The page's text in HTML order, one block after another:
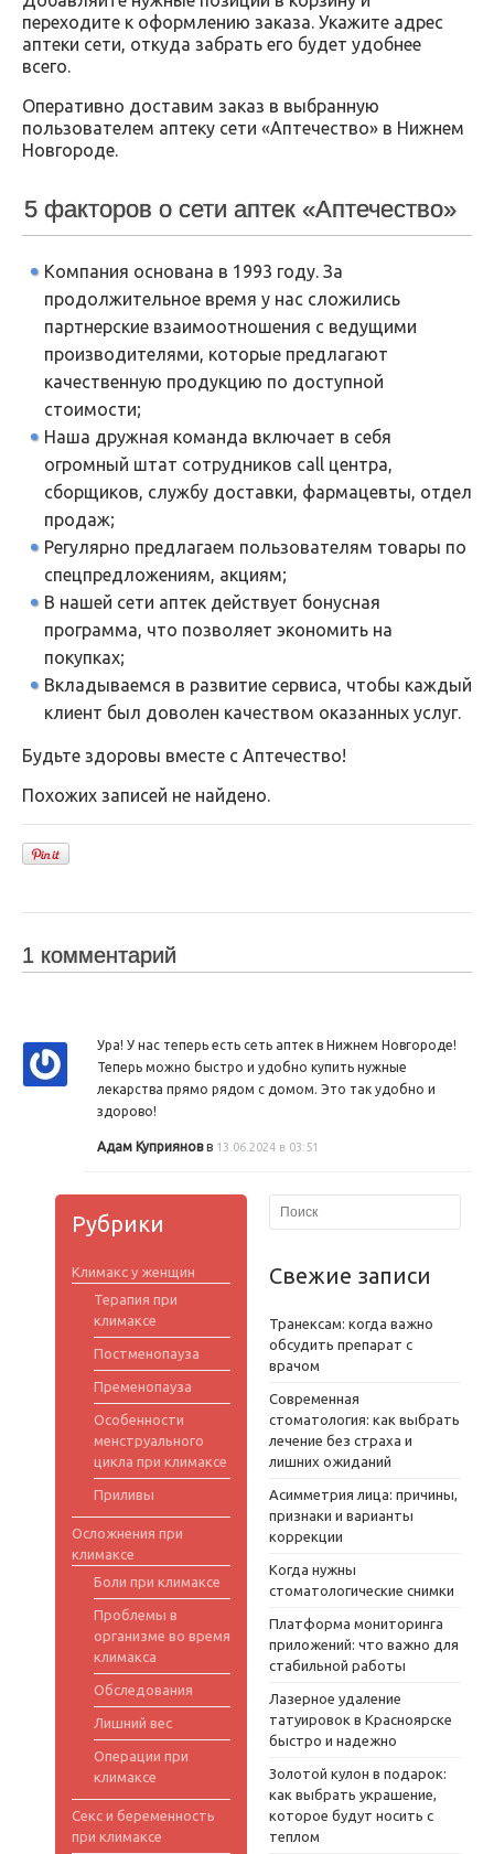
переходите к оформлению заказа. Укажите адрес
аптеки сети, откуда забрать его будет удобнее
всего.
Оперативно доставим заказ в выбранную
пользователем аптеку сети «Аптечество» в Нижнем
Новгороде.
5 факторов о сети аптек «Аптечество»
Компания основана в 1993 году. За
продолжительное время у нас сложились
партнерские взаимоотношения с ведущими
производителями, которые предлагают
качественную продукцию по доступной
стоимости;
Наша дружная команда включает в себя
огромный штат сотрудников call центра,
сборщиков, службу доставки, фармацевты, отдел
продаж;
Регулярно предлагаем пользователям товары по
спецпредложениям, акциям;
В нашей сети аптек действует бонусная
программа, что позволяет экономить на
покупках;
Вкладываемся в развитие сервиса, чтобы каждый
клиент был доволен качеством оказанных услуг.
Будьте здоровы вместе с Аптечество!
Похожих записей не найдено.
1 комментарий
Ура! У нас теперь есть сеть аптек в Нижнем Новгороде!
Теперь можно быстро и удобно купить нужные
лекарства прямо рядом с домом. Это так удобно и
здорово!
Адам Куприяновв 13.06.2024 в 03:51
Рубрики
Климакс у женщин
Терапия при
климаксе
Постменопауза
Пременопауза
Особенности
менструального
цикла при климаксе
Приливы
Осложнения при
климаксе
Боли при климаксе
Проблемы в
организме во время
климакса
Обследования
Лишний вес
Операции при
климаксе
Секс и беременность
при климаксе
Свежие записи
Транексам: когда важно
обсудить препарат с
врачом
Современная
стоматология: как выбрать
лечение без страха и
лишних ожиданий
Асимметрия лица: причины,
признаки и варианты
коррекции
Когда нужны
стоматологические снимки
Платформа мониторинга
приложений: что важно для
стабильной работы
Лазерное удаление
татуировок в Красноярске
быстро и надежно
Золотой кулон в подарок:
как выбрать украшение,
которое будут носить с
теплом